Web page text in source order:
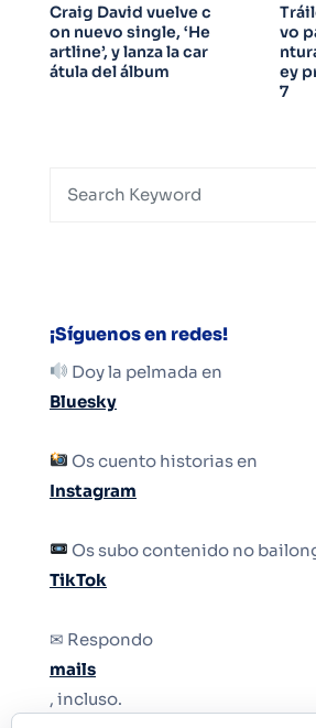
Craig David vuelve c
on nuevo single, ‘He
artline’, y lanza la car
átula del álbum
vo
ey
7
¡Síguenos en redes!
Doy la pelmada en
Bluesky
Os cuento historias en
Instagram
Os subo contenido no
TikTok
✉ Respondo
mails
, incluso.